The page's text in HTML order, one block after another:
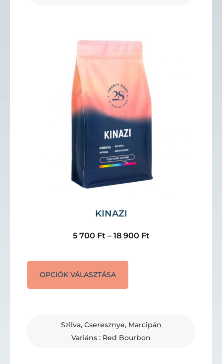
KINAZI
5 700 Ft – 18 900 Ft
OPCIÓK VÁLASZTÁSA
Szilva, Cseresznye, Marcipán
Variáns : Red Bourbon